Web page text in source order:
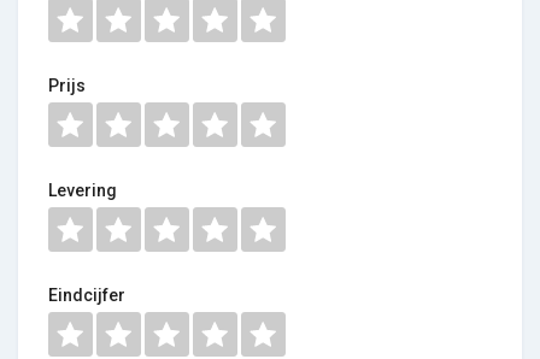
Prijs
Levering
Eindcijfer